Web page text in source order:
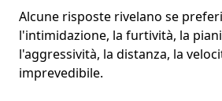
Alcune risposte rivelano se
l'intimidazione, la furtività, la
l'aggressività, la distanza, la
imprevedibile.